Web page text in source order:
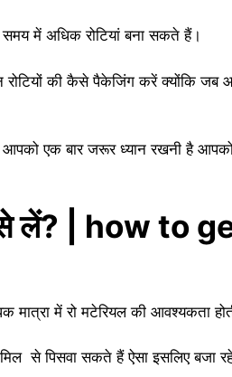
में अधिक रोटियां बना सकते हैं।
की कैसे पैकेजिंग करें क्योंकि
एक बार जरूर ध्यान रखनी है
कैसे लें? | how
मात्रा में रो मटेरियल की
से पिसवा सकते हैं ऐसा इसलिए बजा